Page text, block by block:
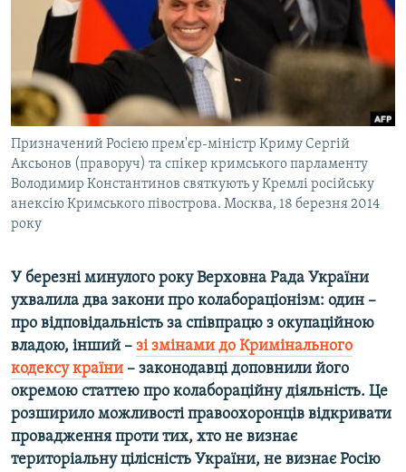
ВІДЕОУРОКИ «ELIFBE»
СВІДЧЕННЯ ОКУПАЦІЇ
УКРАЇНСЬКА ПРОБЛЕМА КРИМУ
ІНФОГРАФІКА
Русский
Qırımtatar
ДОЛУЧАЙСЯ!
Усі сайти RFE/RL
Призначений Росією прем'єр-міністр Криму Сергій
Аксьонов (праворуч) та спікер кримського парламенту
Володимир Константинов святкують у Кремлі російську
анексію Кримського півострова. Москва, 18 березня 2014
року
У березні минулого року Верховна Рада України
ухвалила два закони про колабораціонізм: один –
про відповідальність за співпрацю з окупаційною
владою, інший – зі змінами до Кримінального
кодексу країни – законодавці доповнили його
окремою статтею про колабораційну діяльність. Це
розширило можливості правоохоронців відкривати
провадження проти тих, хто не визнає
територіальну цілісність України, не визнає Росію